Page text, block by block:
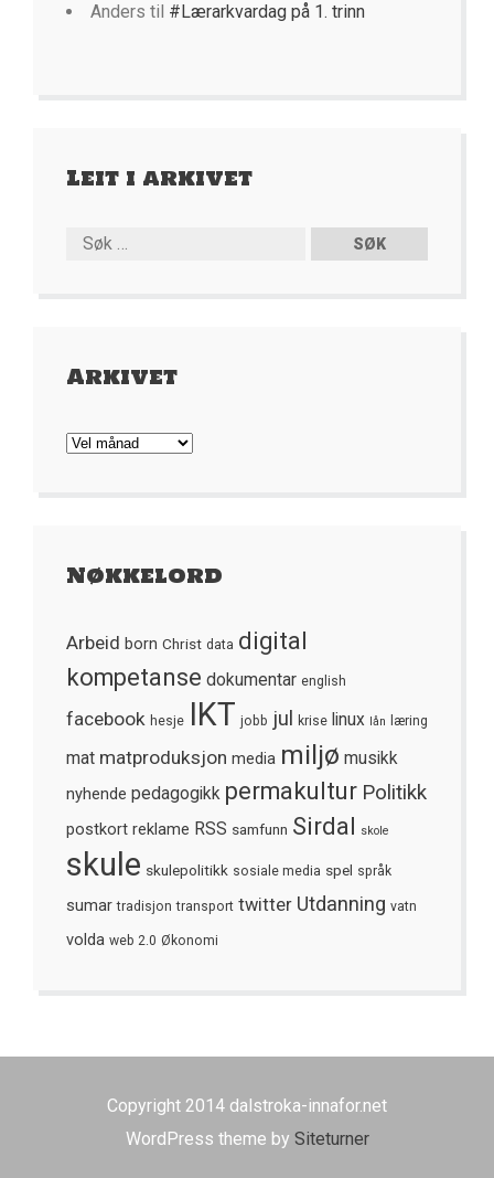
Anders til #Lærarkvardag på 1. trinn
Leit i arkivet
Arkivet
Arkivet
Nøkkelord
Arbeid born Christ data digital
kompetanse dokumentar english
facebook hesje IKT jobb jul krise linux lån læring
mat matproduksjon media miljø musikk
nyhende pedagogikk permakultur Politikk
postkort reklame RSS samfunn Sirdal skole
skule skulepolitikk sosiale media spel språk
sumar tradisjon transport twitter Utdanning vatn
volda web 2.0 Økonomi
Copyright 2014 dalstroka-innafor.net
WordPress theme by Siteturner